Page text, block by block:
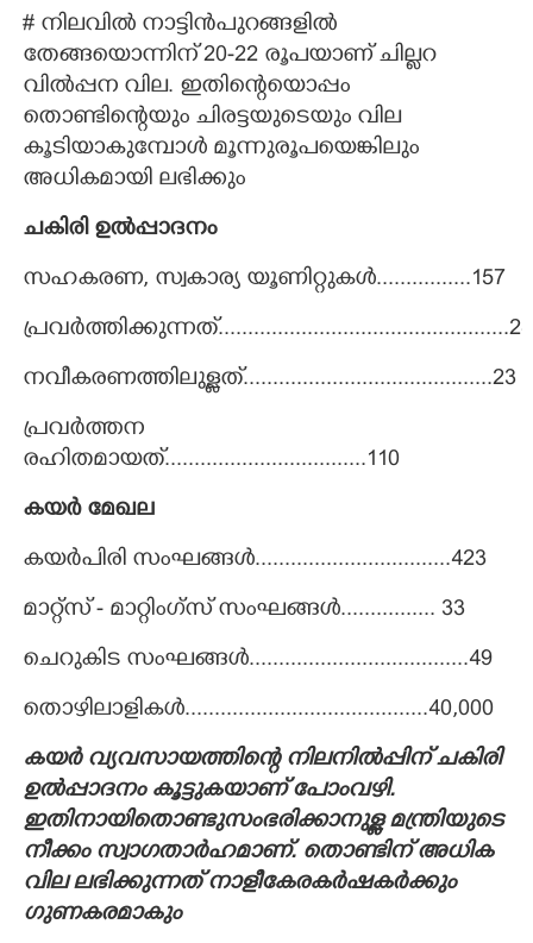
# നിലവിൽ നാട്ടിൻപുറങ്ങളിൽ
തേങ്ങയൊന്നിന് 20-22 രൂപയാണ് ചില്ലറ
വിൽപ്പന വില. ഇതിന്റെയൊപ്പം
തൊണ്ടിന്റെയും ചിരട്ടയുടെയും വില
കൂടിയാകുമ്പോൾ മൂന്നുരൂപയെങ്കിലും
അധികമായി ലഭിക്കും
ചകിരി ഉൽപ്പാദനം
സഹകരണ, സ്വകാര്യ യൂണിറ്റുകൾ................157
പ്രവർത്തിക്കുന്നത്.................................................24
നവീകരണത്തിലുള്ളത്..........................................23
പ്രവർത്തന
രഹിതമായത്..................................110
കയർ മേഖല
കയർപിരി സംഘങ്ങൾ.................................423
മാറ്റ്സ് - മാറ്റിംഗ്സ് സംഘങ്ങൾ................ 33
ചെറുകിട സംഘങ്ങൾ.....................................49
തൊഴിലാളികൾ.........................................40,000
കയർ വ്യവസായത്തിന്റെ നിലനിൽപ്പിന് ചകിരി
ഉൽപ്പാദനം കൂട്ടുകയാണ് പോംവഴി.
ഇതിനായിതൊണ്ടുസംഭരിക്കാനുള്ള മന്ത്രിയുടെ
നീക്കം സ്വാഗതാർഹമാണ്. തൊണ്ടിന് അധിക
വില ലഭിക്കുന്നത് നാളീകേരകർഷകർക്കും
ഗുണകരമാകും